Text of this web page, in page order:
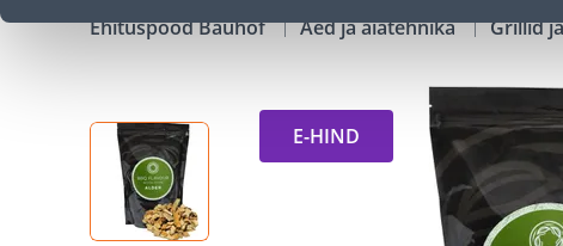
Ehituspood Bauhof Aed ja aiatehnika Grillid
E-HIND